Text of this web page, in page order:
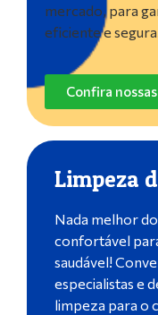
mercado, para
eficiente e
Confira
Limpeza
Nada melhor
confortável
saudável!
especialistas e
limpeza para o